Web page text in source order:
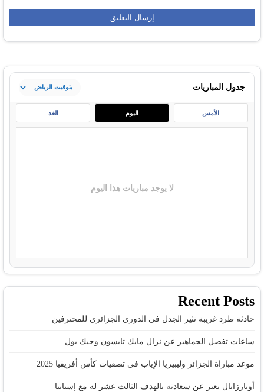
جدول المباريات
الأمس اليوم الغد
لا يوجد مباريات هذا اليوم
Recent Posts
حادثة طرد غريبة تثير الجدل في الدوري الجزائري للمحترفين
ساعات تفصل الجماهير عن نزال مايك تايسون وجيك بول
موعد مباراة الجزائر وليبيريا الإياب في تصفيات كأس أفريقيا 2025
أويارزابال يعبر عن سعادته بالهدف الثالث عشر له مع إسبانيا